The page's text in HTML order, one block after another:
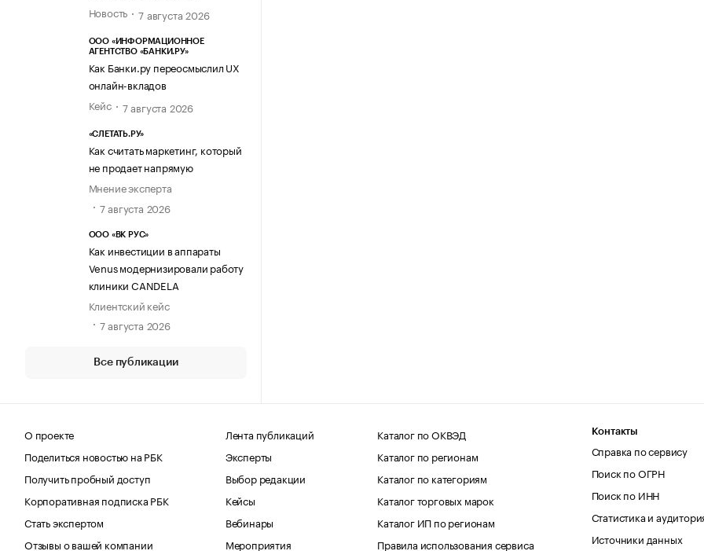
Новость
7 августа 2026
ООО «ИНФОРМАЦИОННОЕ
АГЕНТСТВО «БАНКИ.РУ»
Как Банки.ру переосмыслил UX
онлайн-вкладов
Кейс
7 августа 2026
«СЛЕТАТЬ.РУ»
Как считать маркетинг, который
не продает напрямую
Мнение эксперта
7 августа 2026
ООО «ВК РУС»
Как инвестиции в аппараты
Venus модернизировали работу
клиники CANDELA
Клиентский кейс
7 августа 2026
Все публикации
О проекте
Поделиться новостью на РБК
Получить пробный доступ
Корпоративная подписка РБК
Стать экспертом
Отзывы о вашей компании
Лента публикаций
Эксперты
Выбор редакции
Кейсы
Вебинары
Мероприятия
Каталог по ОКВЭД
Каталог по регионам
Каталог по категориям
Каталог торговых марок
Каталог ИП по регионам
Правила использования сервиса
Контакты
Справка по сервису
Поиск по ОГРН
Поиск по ИНН
Статистика и
Источники данных